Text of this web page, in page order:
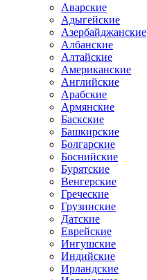
Аварские
Адыгейские
Азербайджанские
Албанские
Алтайские
Американские
Английские
Арабские
Армянские
Баскские
Башкирские
Болгарские
Боснийские
Бурятские
Венгерские
Греческие
Грузинские
Датские
Еврейские
Ингушские
Индийские
Ирландские